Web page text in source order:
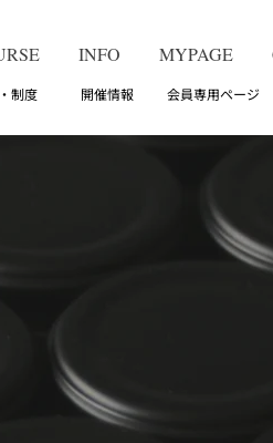
INFO MYPAGE
制度 開催情報 会員専用ページ